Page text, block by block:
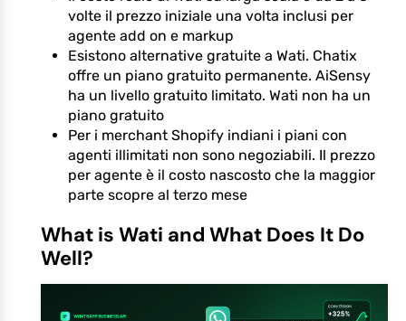
volte il prezzo iniziale una volta inclusi per
agente add on e markup
Esistono alternative gratuite a Wati. Chatix
offre un piano gratuito permanente. AiSensy
ha un livello gratuito limitato. Wati non ha un
piano gratuito
Per i merchant Shopify indiani i piani con
agenti illimitati non sono negoziabili. Il prezzo
per agente è il costo nascosto che la maggior
parte scopre al terzo mese
What is Wati and What Does It Do
Well?